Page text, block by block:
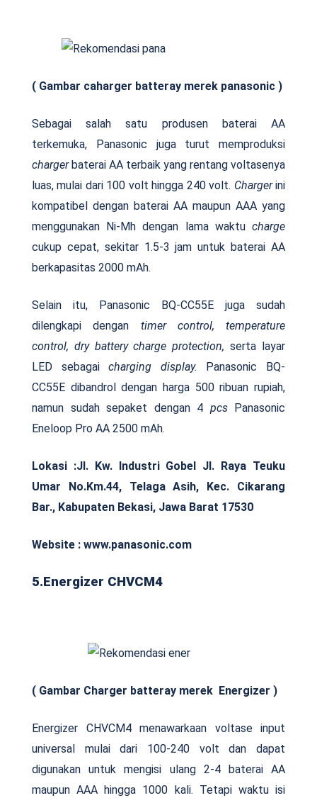
( Gambar caharger batteray merek panasonic )
Sebagai salah satu produsen baterai AA
terkemuka, Panasonic juga turut memproduksi
chargerbaterai AA terbaik yang rentang voltasenya
luas, mulai dari 100 volt hingga 240 volt. Chargerini
kompatibel dengan baterai AA maupun AAA yang
menggunakan Ni-Mh dengan lama waktu charge
cukup cepat, sekitar 1.5-3 jam untuk baterai AA
berkapasitas 2000 mAh.
Selain itu, Panasonic BQ-CC55E juga sudah
dilengkapi dengan timer control, temperature
control, dry battery charge protection,serta layar
LED sebagaicharging display. Panasonic BQ-
CC55E dibandrol dengan harga 500 ribuan rupiah,
namun sudah sepaket dengan 4 pcs Panasonic
Eneloop Pro AA 2500 mAh.
Lokasi :Jl. Kw. Industri Gobel Jl. Raya Teuku
Umar No.Km.44, Telaga Asih, Kec. Cikarang
Bar., Kabupaten Bekasi, Jawa Barat 17530
Website : www.panasonic.com
5.Energizer CHVCM4
( Gambar Charger batteray merek Energizer )
Energizer CHVCM4 menawarkaan voltase input
universal mulai dari 100-240 volt dan dapat
digunakan untuk mengisi ulang 2-4 baterai AA
maupun AAA hingga 1000 kali. Tetapi waktu isi